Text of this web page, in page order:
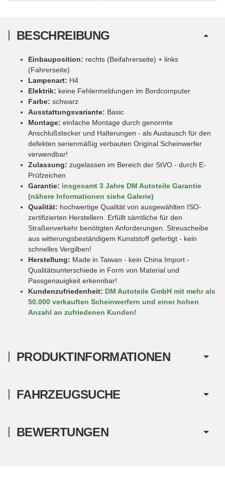
PRODUKTINFORMATIONEN
BESCHREIBUNG
Einbauposition: rechts (Beifahrerseite) + links
(Fahrerseite)
Lampenart: H4
Elektrik: keine Fehlermeldungen im Bordcomputer
Farbe: schwarz
Ausstattungsvariante: Basic
Montage: einfache Montage durch genormte
Anschlußstecker und Halterungen - als Austausch für den
defekten serienmäßig verbauten Original Scheinwerfer
verwendbar!
Zulassung: zugelassen im Bereich der StVO - durch E-
Prüfzeichen
Garantie: insgesamt 3 Jahre DM Autoteile Garantie
(nähere Informationen siehe Galerie)
Qualität: hochwertige Qualität von ausgewählten ISO-
zertifizierten Herstellern. Erfüllt sämtliche für den
Straßenverkehr benötigten Anforderungen. Streuscheibe
aus witterungsbeständigem Kunststoff gefertigt - kein
schnelles Vergilben!
Herstellung: Made in Taiwan - kein China Import -
Qualitätsunterschiede in Form von Material und
Passgenauigkeit erkennbar!
Kundenzufriedenheit: DM Autoteile GmbH mit mehr als
50.000 verkauften Scheinwerfern und einer hohen
Anzahl an zufriedenen Kunden!
FAHRZEUGSUCHE
BEWERTUNGEN